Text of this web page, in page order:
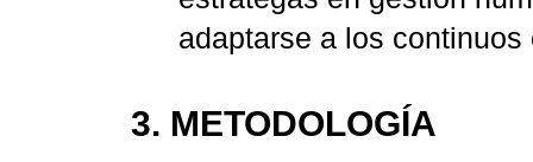
adaptarse a los continuos
3. METODOLOGÍA